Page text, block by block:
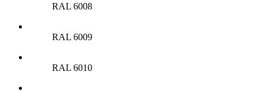
RAL 6008
RAL 6009
RAL 6010